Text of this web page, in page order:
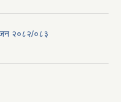
२०८२/०८३